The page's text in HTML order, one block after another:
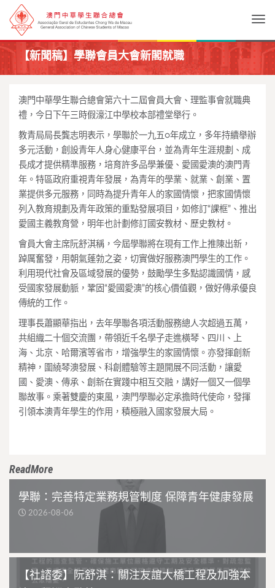
【新聞稿】學聯會員大會新閣就職
澳門中華學生聯合總會第六十二屆會員大會、理監事會就職典
禮，今日下午三時假濠江中學校本部禮堂舉行。
教青局局長龔志明表示，學聯於一九五○年成立，多年持續舉辦
多元活動，創設青年人身心健康平台，並為青年生涯規劃、成
長成才提供精準服務，培育許多品學兼優、愛國愛澳的澳門青
年。特區政府重視青年發展，為青年的學業、就業、創業、置
業提供多元服務，同時為提升青年人的家國情懷，把家國情懷
列入教育規劃及青年政策的重點發展項目，如修訂“課框”、推出
愛國主義教育營，明年也計劃修訂國安教材、歷史教材。
會員大會主席阮舒淇稱，今屆學聯將在現有工作上推陳出新，
踔厲奮發，用朝氣蓬勃之姿，切實做好服務澳門學生的工作。
利用現代社會及區域發展的優勢，鼓勵學生多點認識國情，感
受國家發展動脈，鞏固“愛國愛澳”的核心價值觀，做好傳承優良
傳統的工作。
理事長蕭顯華指出，去年學聯各項活動服務總人次超過五萬，
共組織二十個交流團，帶領近千名學子走進橫琴、四川、上
海、北京、哈爾濱等省市，增強學生的家國情懷。亦發揮創新
精神，圍繞琴澳發展、科創體驗等主題開展不同活動，讓愛
國、愛澳、傳承、創新在實踐中相互交融，講好一個又一個學
聯故事。乘著雙慶的東風，澳門學聯必定承擔時代使命，發揮
引領本澳青年學生的作用，積極融入國家發展大局。
ReadMore
學聯：完善特定業務規管制度 保障青年健康發展
2026-08-06
【社諮委】阮舒淇：關注友誼大橋工程及加強本